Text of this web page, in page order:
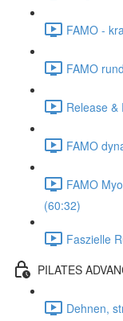
FAMO -
FAMO
Release &
FAMO
FAMO
(60:32)
Faszielle
PILATES
Dehnen,